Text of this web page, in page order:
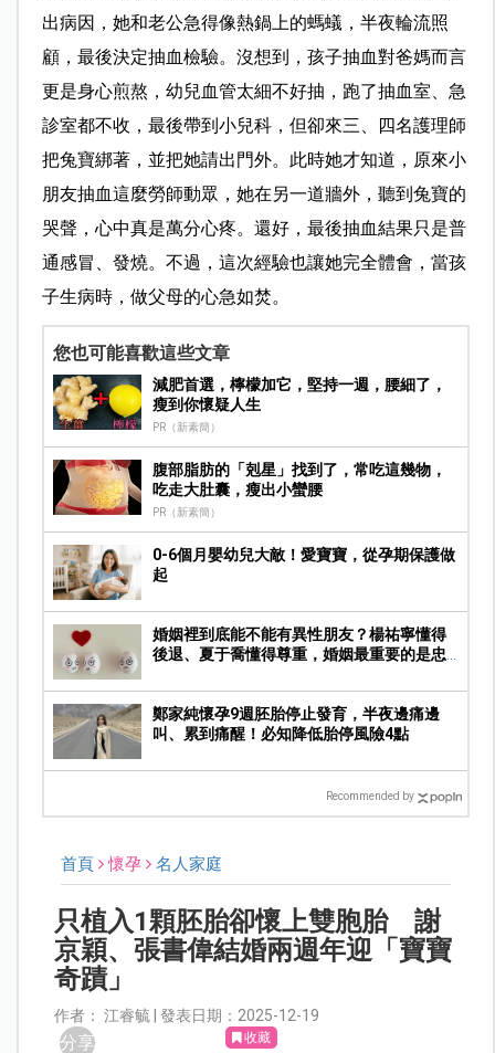
出病因，她和老公急得像熱鍋上的螞蟻，半夜輪流照
顧，最後決定抽血檢驗。沒想到，孩子抽血對爸媽而言
更是身心煎熬，幼兒血管太細不好抽，跑了抽血室、急
診室都不收，最後帶到小兒科，但卻來三、四名護理師
把兔寶綁著，並把她請出門外。此時她才知道，原來小
朋友抽血這麼勞師動眾，她在另一道牆外，聽到兔寶的
哭聲，心中真是萬分心疼。還好，最後抽血結果只是普
通感冒、發燒。不過，這次經驗也讓她完全體會，當孩
子生病時，做父母的心急如焚。
您也可能喜歡這些文章
減肥首選，檸檬加它，堅持一週，腰細了，
瘦到你懷疑人生
PR（新素簡）
腹部脂肪的「剋星」找到了，常吃這幾物，
吃走大肚囊，瘦出小蠻腰
PR（新素簡）
0-6個月嬰幼兒大敵！愛寶寶，從孕期保護做
起
婚姻裡到底能不能有異性朋友？楊祐寧懂得
後退、夏于喬懂得尊重，婚姻最重要的是忠
鄭家純懷孕9週胚胎停止發育，半夜邊痛邊
叫、累到痛醒！必知降低胎停風險4點
Recommended by
首頁 懷孕 名人家庭
只植入1顆胚胎卻懷上雙胞胎 謝
京穎、張書偉結婚兩週年迎「寶寶
奇蹟」
作者： 江睿毓 | 發表日期：2025-12-19
分享 收藏